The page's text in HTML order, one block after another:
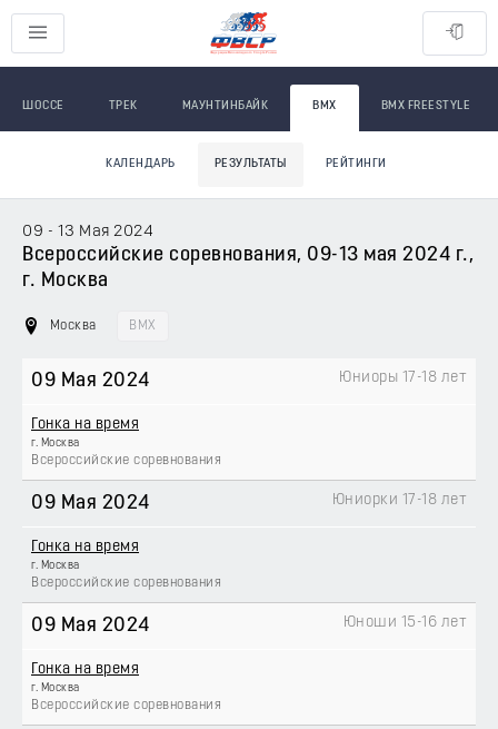
ШОССЕ ТРЕК МАУНТИНБАЙК BMX BMX FREESTYLE
КАЛЕНДАРЬ РЕЗУЛЬТАТЫ РЕЙТИНГИ
09 - 13 Мая 2024
Всероссийские соревнования, 09-13 мая 2024 г.,
г. Москва
Москва BMX
09 Мая 2024
Гонка на время
г. Москва
Всероссийские соревнования
Юниоры 17-18 лет
09 Мая 2024
Гонка на время
г. Москва
Всероссийские соревнования
Юниорки 17-18 лет
09 Мая 2024
Гонка на время
г. Москва
Всероссийские соревнования
Юноши 15-16 лет